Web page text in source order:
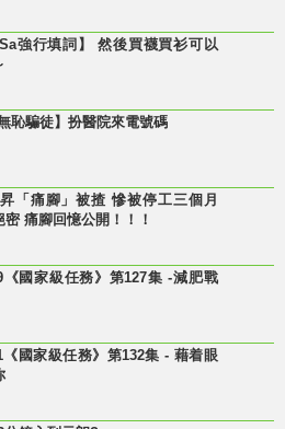
Sa強行填詞】 然後買襪買衫可以
無恥騙徒】扮醫院來電號碼
「痛腳」被揸 慘被停工三個月
密 痛腳回憶公開！！！
《國家級任務》第127集 -減肥戰
《國家級任務》第132集 - 藉着眼